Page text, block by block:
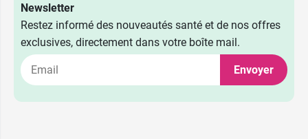
Newsletter
Restez informé des nouveautés santé et de nos offres
exclusives, directement dans votre boîte mail.
Envoyer